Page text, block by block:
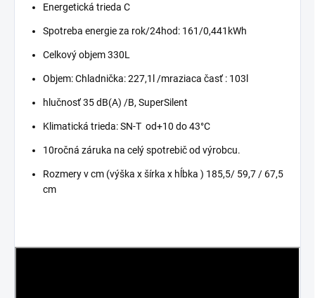
Energetická trieda C
Spotreba energie za rok/24hod: 161/0,441kWh
Celkový objem 330L
Objem: Chladnička: 227,1l /mraziaca časť : 103l
hlučnosť 35 dB(A) /B, SuperSilent
Klimatická trieda: SN-T od+10 do 43°C
10ročná záruka na celý spotrebič od výrobcu.
Rozmery v cm (výška x šírka x hĺbka ) 185,5/ 59,7 / 67,5
cm